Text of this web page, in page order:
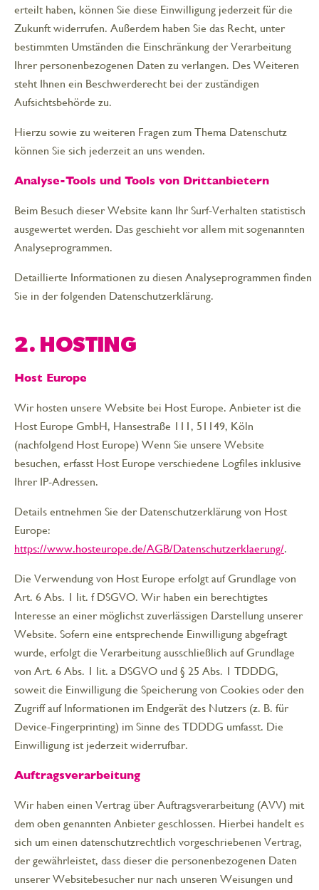
erteilt haben, können Sie diese Einwilligung jederzeit für die
Zukunft widerrufen. Außerdem haben Sie das Recht, unter
bestimmten Umständen die Einschränkung der Verarbeitung
Ihrer personenbezogenen Daten zu verlangen. Des Weiteren
steht Ihnen ein Beschwerderecht bei der zuständigen
Aufsichtsbehörde zu.
Hierzu sowie zu weiteren Fragen zum Thema Datenschutz
können Sie sich jederzeit an uns wenden.
Analyse-Tools und Tools von Drittanbietern
Beim Besuch dieser Website kann Ihr Surf-Verhalten statistisch
ausgewertet werden. Das geschieht vor allem mit sogenannten
Analyseprogrammen.
Detaillierte Informationen zu diesen Analyseprogrammen finden
Sie in der folgenden Datenschutzerklärung.
2. HOSTING
Host Europe
Wir hosten unsere Website bei Host Europe. Anbieter ist die
Host Europe GmbH, Hansestraße 111, 51149, Köln
(nachfolgend Host Europe) Wenn Sie unsere Website
besuchen, erfasst Host Europe verschiedene Logfiles inklusive
Ihrer IP-Adressen.
Details entnehmen Sie der Datenschutzerklärung von Host
Europe:
https://www.hosteurope.de/AGB/Datenschutzerklaerung/.
Die Verwendung von Host Europe erfolgt auf Grundlage von
Art. 6 Abs. 1 lit. f DSGVO. Wir haben ein berechtigtes
Interesse an einer möglichst zuverlässigen Darstellung unserer
Website. Sofern eine entsprechende Einwilligung abgefragt
wurde, erfolgt die Verarbeitung ausschließlich auf Grundlage
von Art. 6 Abs. 1 lit. a DSGVO und § 25 Abs. 1 TDDDG,
soweit die Einwilligung die Speicherung von Cookies oder den
Zugriff auf Informationen im Endgerät des Nutzers (z. B. für
Device-Fingerprinting) im Sinne des TDDDG umfasst. Die
Einwilligung ist jederzeit widerrufbar.
Auftragsverarbeitung
Wir haben einen Vertrag über Auftragsverarbeitung (AVV) mit
dem oben genannten Anbieter geschlossen. Hierbei handelt es
sich um einen datenschutzrechtlich vorgeschriebenen Vertrag,
der gewährleistet, dass dieser die personenbezogenen Daten
unserer Websitebesucher nur nach unseren Weisungen und